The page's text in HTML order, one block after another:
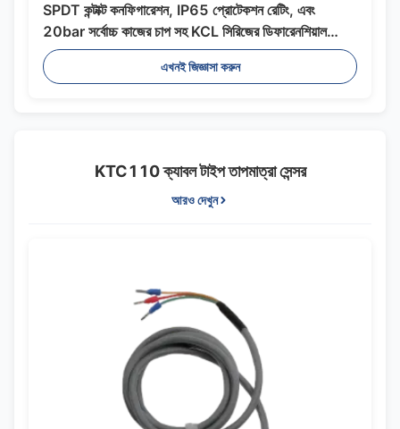
SPDT কন্টাক্ট কনফিগারেশন, IP65 প্রোটেকশন রেটিং, এবং
20bar সর্বোচ্চ কাজের চাপ সহ KCL সিরিজের ডিফারেনশিয়াল
প্রেসার সুইচ
এখনই জিজ্ঞাসা করুন
KTC110 ক্যাবল টাইপ তাপমাত্রা সেন্সর
আরও দেখুন